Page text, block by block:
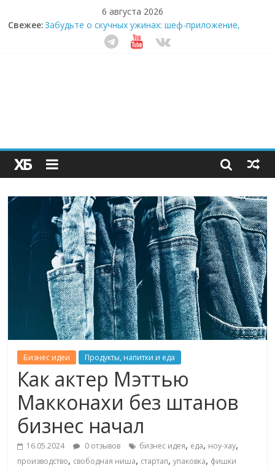
6 августа 2026
Свежее:Забудьте о скучных ужинах: шеф-приложение,
которое видит вашу еду насквозь
Небо зовёт: как бизнес на полётах дронов и
Секрет супергидратации: почему кокосовая вода с
пребиотиками становится главным трендом
здорового питания
Бизнес идеи Продукты, напитки и еда
Как актер Мэттью
Макконахи без штанов
бизнес начал
16.05.2024 0 отзывов бизнес идея, еда, ноу-хау,
производство, свободная ниша, стартап,упаковка, фишки